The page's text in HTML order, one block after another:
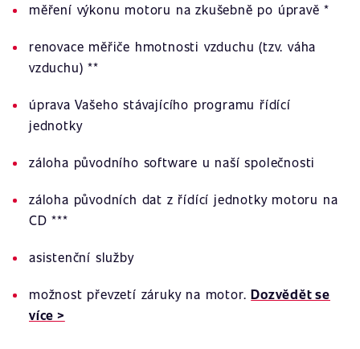
měření výkonu motoru na zkušebně po úpravě *
renovace měřiče hmotnosti vzduchu (tzv. váha
vzduchu) **
úprava Vašeho stávajícího programu řídící
jednotky
záloha původního software u naší společnosti
záloha původních dat z řídící jednotky motoru na
CD ***
asistenční služby
možnost převzetí záruky na motor.Dozvědět se
více >